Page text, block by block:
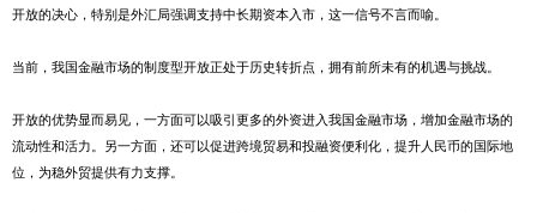
开放的决心，特别是外汇局强调支持中长期资本入市，这一信号不言而喻。
当前，我国金融市场的制度型开放正处于历史转折点，拥有前所未有的机遇与挑战。
开放的优势显而易见，一方面可以吸引更多的外资进入我国金融市场，增加金融市场的
流动性和活力。另一方面，还可以促进跨境贸易和投融资便利化，提升人民币的国际地
位，为稳外贸提供有力支撑。